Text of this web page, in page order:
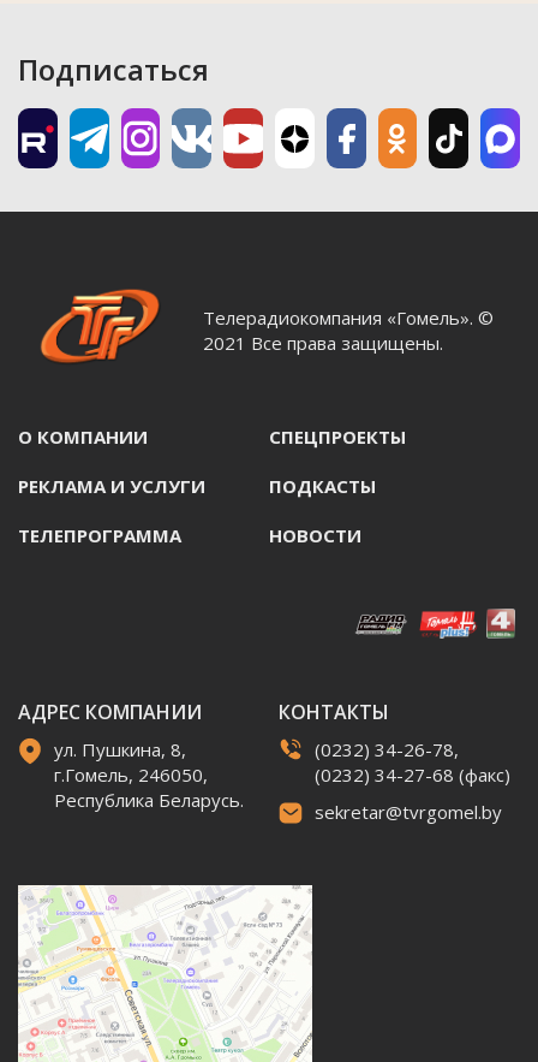
Подписаться
Телерадиокомпания «Гомель». ©
2021 Все права защищены.
О КОМПАНИИ СПЕЦПРОЕКТЫ
РЕКЛАМА И УСЛУГИ ПОДКАСТЫ
ТЕЛЕПРОГРАММА НОВОСТИ
АДРЕС КОМПАНИИ
ул. Пушкина, 8,
г.Гомель, 246050,
Республика Беларусь.
КОНТАКТЫ
(0232) 34-26-78,
(0232) 34-27-68 (факс)
sekretar@tvrgomel.by